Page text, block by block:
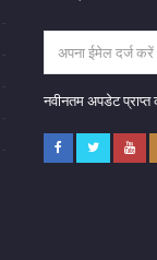
नवीनतम अपडेट